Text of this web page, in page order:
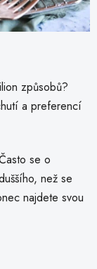
způsobů?
a preferencí
se o
než se
najdete svou